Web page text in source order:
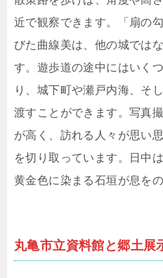
近で観察できます。「扇の
びた曲線美は、他の城では
す。遊歩道の途中にはいく
り、城下町や瀬戸内海、そ
渡すことができます。写真
が高く、訪れる人々が思い
を切り取っています。日中
黄金色に染まる石垣が息を
丸亀市立資料館と郷土展